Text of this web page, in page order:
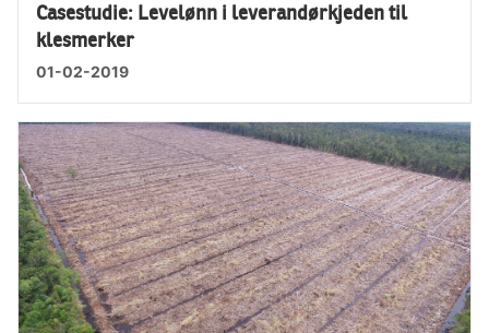
Casestudie: Levelønn i leverandørkjeden til
klesmerker
01-02-2019